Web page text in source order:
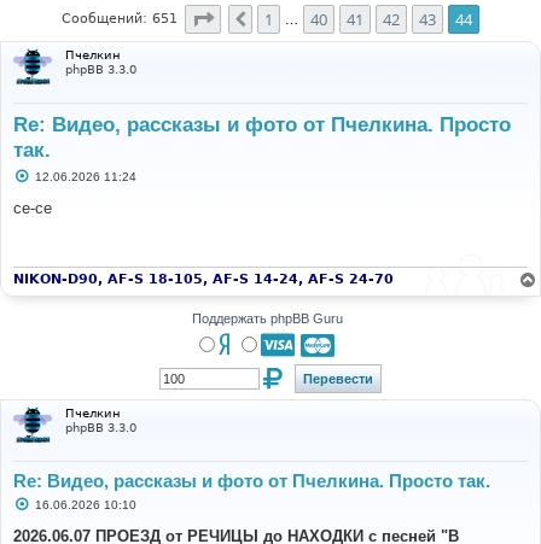
Сообщений: 651 Страница44 из 44
Пред.
1 40 41 42 43 44
Пчелкин
phpBB 3.3.0
Re: Видео, рассказы и фото от Пчелкина. Просто
так.
С
о
б
и
12.06.2026 11:24
се-се
NIKON-D90, AF-S 18-105, AF-S 14-24, AF-S 24-70
Поддержать phpBB Guru
Пчелкин
phpBB 3.3.0
Re: Видео, рассказы и фото от Пчелкина. Просто так.
С
о
16.06.2026 10:10
2026.06.07 ПРОЕЗД от РЕЧИЦЫ до НАХОДКИ с песней "В